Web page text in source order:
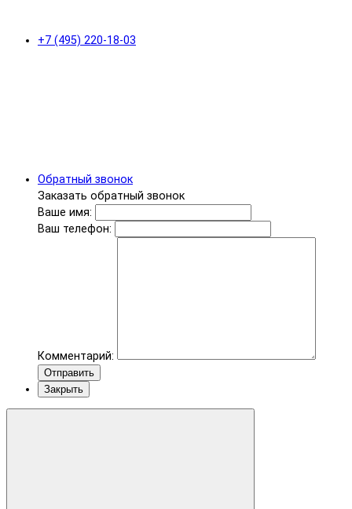
+7 (495) 220-18-03
Обратный звонок
Заказать обратный звонок
Ваше имя:
Ваш телефон:
Комментарий:
Отправить
Закрыть